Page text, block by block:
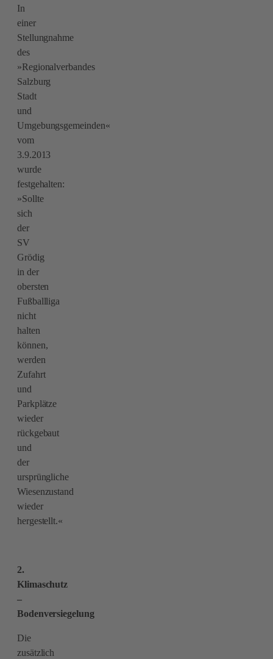
In
einer
Stellungnahme
des
»Regionalverbandes
Salzburg
Stadt
und
Umgebungsgemeinden«
vom
3.9.2013
wurde
festgehalten:
»Sollte
sich
der
SV
Grödig
in der
obersten
Fußballliga
nicht
halten
können,
werden
Zufahrt
und
Parkplätze
wieder
rückgebaut
und
der
ursprüngliche
Wiesenzustand
wieder
hergestellt.«
2.
Klimaschutz
–
Bodenversiegelung
Die
zusätzlich